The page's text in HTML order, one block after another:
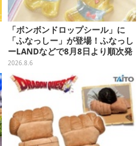
「ボンボンドロップシール」に
「ふなっしー」が登場！ふなっし
ーLANDなどで8月8日より順次発
売
2026.8.6